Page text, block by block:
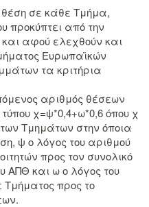
σε κάθε Τμήμα,
προκύπτει από την
αφού ελεχθούν και
Ευρωπαϊκών
τα κριτήρια
αριθμός θέσεων
χ=ψ*0,4+ω*0,6 όπου χ
Τμημάτων στην όποια
ψ ο λόγος του αριθμού
προς τον συνολικό
ΑΠΘ και ω ο λόγος του
προς το